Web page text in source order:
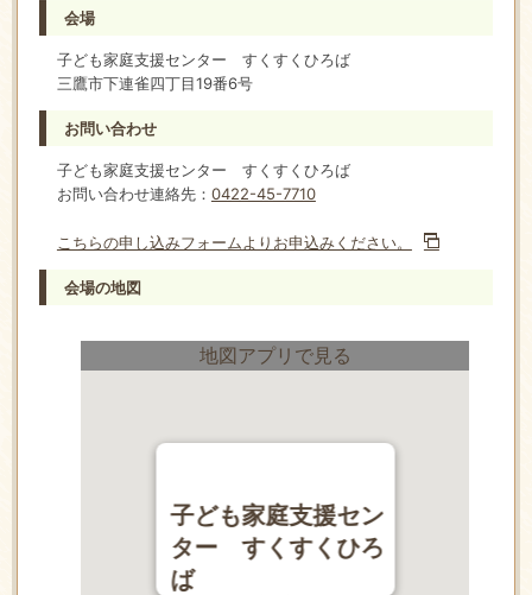
会場
子ども家庭支援センター すくすくひろば
三鷹市下連雀四丁目19番6号
お問い合わせ
子ども家庭支援センター すくすくひろば
お問い合わせ連絡先： 0422-45-7710
こちらの申し込みフォームよりお申込みください。
会場の地図
地図アプリで見る
子ども家庭支援セン
ター すくすくひろ
ば